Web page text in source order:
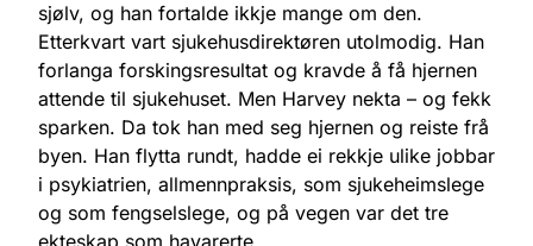
sjølv, og han fortalde ikkje mange om den.
Etterkvart vart sjukehusdirektøren utolmodig. Han
forlanga forskingsresultat og kravde å få hjernen
attende til sjukehuset. Men Harvey nekta – og fekk
sparken. Da tok han med seg hjernen og reiste frå
byen. Han flytta rundt, hadde ei rekkje ulike jobbar
i psykiatrien, allmennpraksis, som sjukeheimslege
og som fengselslege, og på vegen var det tre